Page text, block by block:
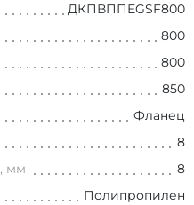
ДКПВППEGSF800
800
800
850
Фланец
8
мм
8
Полипропилен